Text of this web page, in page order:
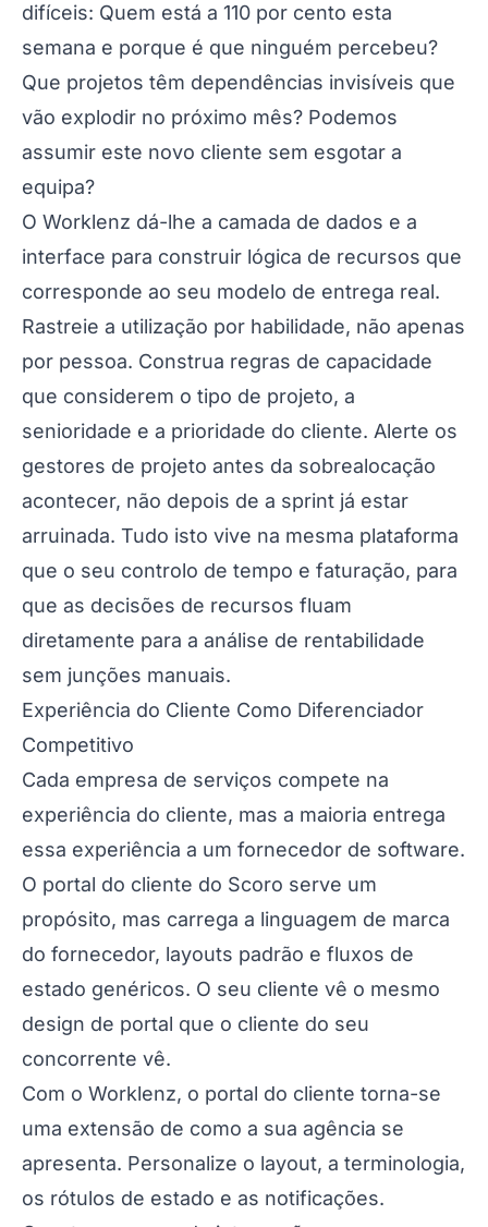
difíceis: Quem está a 110 por cento esta
semana e porque é que ninguém percebeu?
Que projetos têm dependências invisíveis que
vão explodir no próximo mês? Podemos
assumir este novo cliente sem esgotar a
equipa?
O Worklenz dá-lhe a camada de dados e a
interface para construir lógica de recursos que
corresponde ao seu modelo de entrega real.
Rastreie a utilização por habilidade, não apenas
por pessoa. Construa regras de capacidade
que considerem o tipo de projeto, a
senioridade e a prioridade do cliente. Alerte os
gestores de projeto antes da sobrealocação
acontecer, não depois de a sprint já estar
arruinada. Tudo isto vive na mesma plataforma
que o seu controlo de tempo e faturação, para
que as decisões de recursos fluam
diretamente para a análise de rentabilidade
sem junções manuais.
Experiência do Cliente Como Diferenciador
Competitivo
Cada empresa de serviços compete na
experiência do cliente, mas a maioria entrega
essa experiência a um fornecedor de software.
O portal do cliente do Scoro serve um
propósito, mas carrega a linguagem de marca
do fornecedor, layouts padrão e fluxos de
estado genéricos. O seu cliente vê o mesmo
design de portal que o cliente do seu
concorrente vê.
Com o Worklenz, o portal do cliente torna-se
uma extensão de como a sua agência se
apresenta. Personalize o layout, a terminologia,
os rótulos de estado e as notificações.